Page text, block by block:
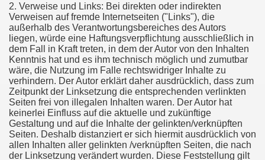
2. Verweise und Links: Bei direkten oder indirekten
Verweisen auf fremde Internetseiten ("Links"), die
außerhalb des Verantwortungsbereiches des Autors
liegen, würde eine Haftungsverpflichtung ausschließlich in
dem Fall in Kraft treten, in dem der Autor von den Inhalten
Kenntnis hat und es ihm technisch möglich und zumutbar
wäre, die Nutzung im Falle rechtswidriger Inhalte zu
verhindern. Der Autor erklärt daher ausdrücklich, dass zum
Zeitpunkt der Linksetzung die entsprechenden verlinkten
Seiten frei von illegalen Inhalten waren. Der Autor hat
keinerlei Einfluss auf die aktuelle und zukünftige
Gestaltung und auf die Inhalte der gelinkten/verknüpften
Seiten. Deshalb distanziert er sich hiermit ausdrücklich von
allen Inhalten aller gelinkten /verknüpften Seiten, die nach
der Linksetzung verändert wurden. Diese Feststellung gilt